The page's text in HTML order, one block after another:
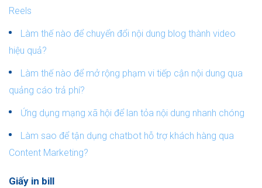
Reels
Làm thế nào để chuyển đổi nội dung blog thành video
hiệu quả?
Làm thế nào để mở rộng phạm vi tiếp cận nội dung qua
quảng cáo trả phí?
Ứng dụng mạng xã hội để lan tỏa nội dung nhanh chóng
Làm sao để tận dụng chatbot hỗ trợ khách hàng qua
Content Marketing?
Giấy in bill